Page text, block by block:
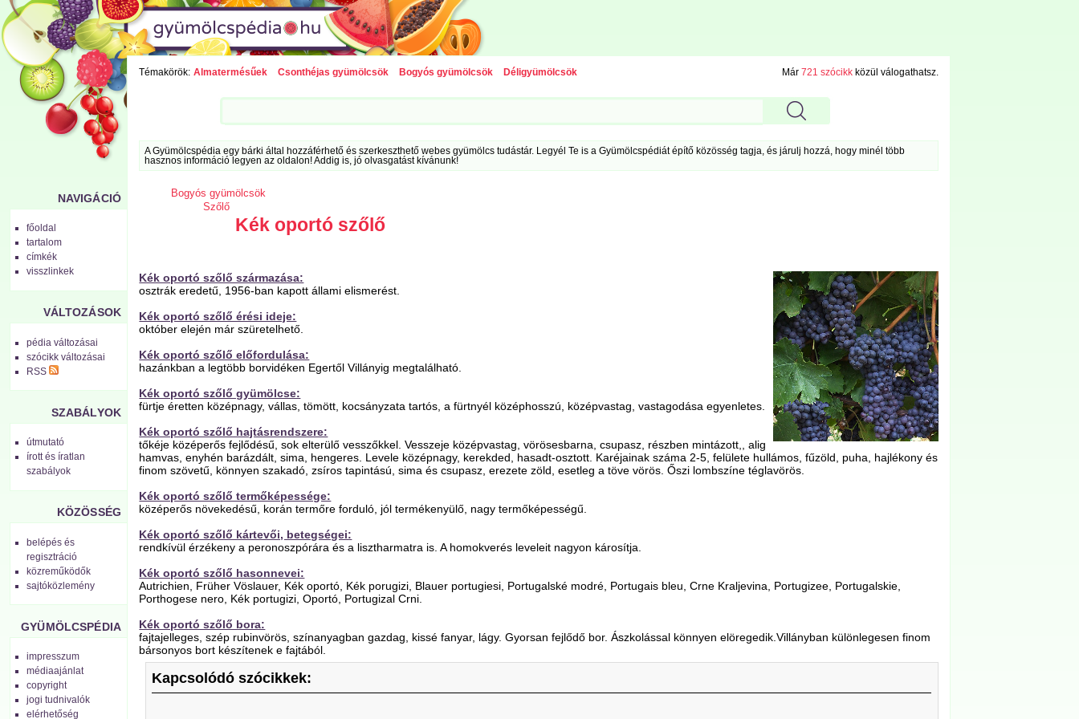
NAVIGÁCIÓ
főoldal
tartalom
címkék
visszlinkek
VÁLTOZÁSOK
pédia változásai
szócikk változásai
RSS
SZABÁLYOK
útmutató
írott és íratlan
szabályok
KÖZÖSSÉG
belépés és
regisztráció
közreműködők
sajtóközlemény
GYÜMÖLCSPÉDIA
impresszum
médiaajánlat
copyright
jogi tudnivalók
elérhetőség
Témakörök: Almatermésűek Csonthéjas gyümölcsök Bogyós gyümölcsök Déligyümölcsök Már 721 szócikkközül válogathatsz.
A Gyümölcspédia egy bárki által hozzáférhető és szerkeszthető webes gyümölcs tudástár. Legyél Te is a Gyümölcspédiát építő közösség tagja, és járulj hozzá, hogy minél több
hasznos információ legyen az oldalon! Addig is, jó olvasgatást kívánunk!
Bogyós gyümölcsök
Szőlő
Kék oportó szőlő
Kék oportó szőlő származása:
osztrák eredetű, 1956-ban kapott állami elismerést.
Kék oportó szőlő érési ideje:
október elején már szüretelhető.
Kék oportó szőlő előfordulása:
hazánkban a legtöbb borvidéken Egertől Villányig megtalálható.
Kék oportó szőlő gyümölcse:
fürtje éretten középnagy, vállas, tömött, kocsányzata tartós, a fürtnyél középhosszú, középvastag, vastagodása egyenletes.
Kék oportó szőlő hajtásrendszere:
tőkéje középerős fejlődésű, sok elterülő vesszőkkel. Vesszeje középvastag, vörösesbarna, csupasz, részben mintázott,, alig
hamvas, enyhén barázdált, sima, hengeres. Levele középnagy, kerekded, hasadt-osztott. Karéjainak száma 2-5, felülete hullámos, fűzöld, puha, hajlékony és
finom szövetű, könnyen szakadó, zsíros tapintású, sima és csupasz, erezete zöld, esetleg a töve vörös. Őszi lombszíne téglavörös.
Kék oportó szőlő termőképessége:
középerős növekedésű, korán termőre forduló, jól termékenyülő, nagy termőképességű.
Kék oportó szőlő kártevői, betegségei:
rendkívül érzékeny a peronoszpórára és a lisztharmatra is. A homokverés leveleit nagyon károsítja.
Kék oportó szőlő hasonnevei:
Autrichien, Früher Vöslauer, Kék oportó, Kék porugizi, Blauer portugiesi, Portugalské modré, Portugais bleu, Crne Kraljevina, Portugizee, Portugalskie,
Porthogese nero, Kék portugizi, Oportó, Portugizal Crni.
Kék oportó szőlő bora:
fajtajelleges, szép rubinvörös, színanyagban gazdag, kissé fanyar, lágy. Gyorsan fejlődő bor. Ászkolással könnyen elöregedik.Villányban különlegesen finom
bársonyos bort készítenek e fajtából.
Kapcsolódó szócikkek: